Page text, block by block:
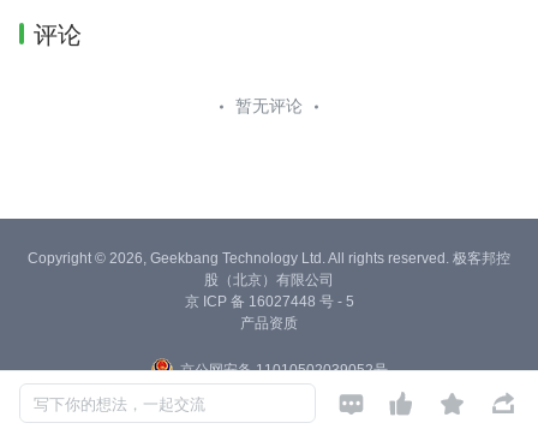
评论
暂无评论
写下你的想法，一起交流    
Copyright © 2026, Geekbang Technology Ltd. All rights reserved. 极客邦控
股（北京）有限公司
京 ICP 备 16027448 号 - 5
产品资质
京公网安备 11010502039052号